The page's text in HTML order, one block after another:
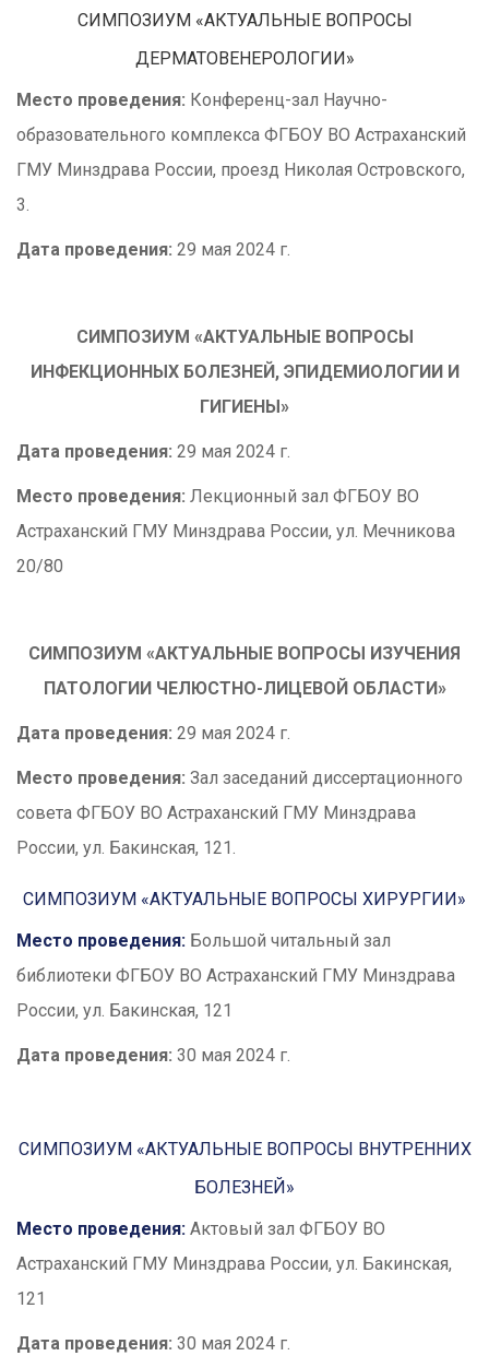
СИМПОЗИУМ «АКТУАЛЬНЫЕ ВОПРОСЫ
ДЕРМАТОВЕНЕРОЛОГИИ»
Место проведения: Конференц-зал Научно-
образовательного комплекса ФГБОУ ВО Астраханский
ГМУ Минздрава России, проезд Николая Островского,
3.
Дата проведения: 29 мая 2024 г.
СИМПОЗИУМ «АКТУАЛЬНЫЕ ВОПРОСЫ
ИНФЕКЦИОННЫХ БОЛЕЗНЕЙ, ЭПИДЕМИОЛОГИИ И
ГИГИЕНЫ»
Дата проведения: 29 мая 2024 г.
Место проведения: Лекционный зал ФГБОУ ВО
Астраханский ГМУ Минздрава России, ул. Мечникова
20/80
СИМПОЗИУМ «АКТУАЛЬНЫЕ ВОПРОСЫ ИЗУЧЕНИЯ
ПАТОЛОГИИ ЧЕЛЮСТНО-ЛИЦЕВОЙ ОБЛАСТИ»
Дата проведения: 29 мая 2024 г.
Место проведения: Зал заседаний диссертационного
совета ФГБОУ ВО Астраханский ГМУ Минздрава
России, ул. Бакинская, 121.
СИМПОЗИУМ «АКТУАЛЬНЫЕ ВОПРОСЫ ХИРУРГИИ»
Место проведения: Большой читальный зал
библиотеки ФГБОУ ВО Астраханский ГМУ Минздрава
России, ул. Бакинская, 121
Дата проведения: 30 мая 2024 г.
СИМПОЗИУМ «АКТУАЛЬНЫЕ ВОПРОСЫ ВНУТРЕННИХ
БОЛЕЗНЕЙ»
Место проведения: Актовый зал ФГБОУ ВО
Астраханский ГМУ Минздрава России, ул. Бакинская,
121
Дата проведения: 30 мая 2024 г.